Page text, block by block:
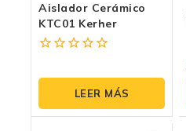
Aislador Cerámico
KTC01 Kerher
fuera
5
LEER MÁS